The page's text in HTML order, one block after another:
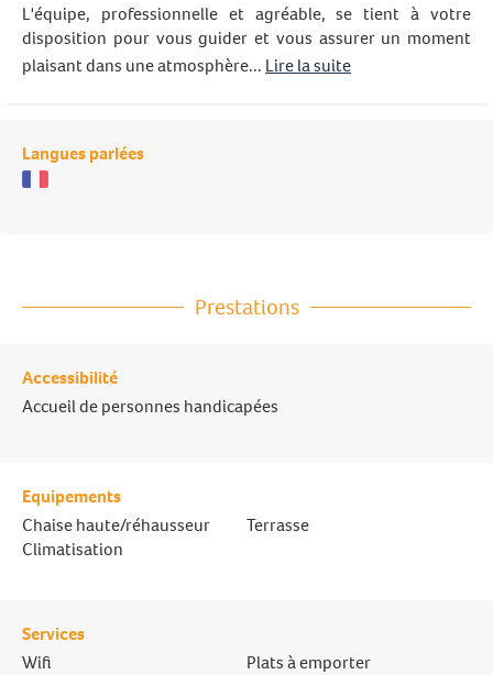
L'équipe, professionnelle et agréable, se tient à votre
disposition pour vous guider et vous assurer un moment
plaisant dans une atmosphère... Lire la suite
Langues parlées
Prestations
Accessibilité
Accueil de personnes handicapées
Equipements
Chaise haute/réhausseur
Climatisation
Terrasse
Services
Wifi
Plats à emporter